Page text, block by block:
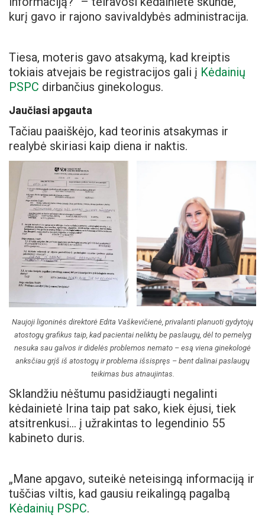
kurį gavo ir rajono savivaldybės administracija.
Tiesa, moteris gavo atsakymą, kad kreiptis
tokiais atvejais be registracijos gali į Kėdainių
PSPC dirbančius ginekologus.
Jaučiasi apgauta
Tačiau paaiškėjo, kad teorinis atsakymas ir
realybė skiriasi kaip diena ir naktis.
Naujoji ligoninės direktorė Edita Vaškevičienė, privalanti planuoti gydytojų
atostogų grafikus taip, kad pacientai neliktų be paslaugų, dėl to pernelyg
nesuka sau galvos ir didelės problemos nemato – esą viena ginekologė
anksčiau grįš iš atostogų ir problema išsispręs – bent dalinai paslaugų
teikimas bus atnaujintas.
Sklandžiu nėštumu pasidžiaugti negalinti
kėdainietė Irina taip pat sako, kiek ėjusi, tiek
atsitrenkusi… į užrakintas to legendinio 55
kabineto duris.
„Mane apgavo, suteikė neteisingą informaciją ir
tuščias viltis, kad gausiu reikalingą pagalbą
Kėdainių PSPC.